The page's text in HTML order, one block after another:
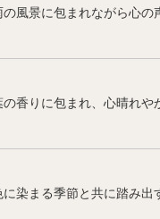
の風景に包まれながら心の
の香りに包まれ、心晴れや
に染まる季節と共に踏み出